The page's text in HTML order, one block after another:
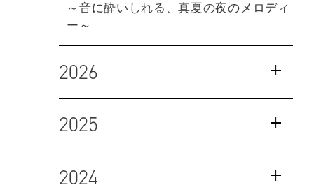
～音に酔いしれる、真夏の夜のメロディ
ー～
2026
2025
2024